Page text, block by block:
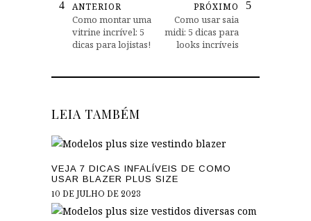
ANTERIOR
Como montar uma
vitrine incrível: 5
dicas para lojistas!
PRÓXIMO
Como usar saia
midi: 5 dicas para
looks incríveis
LEIA TAMBÉM
VEJA 7 DICAS INFALÍVEIS DE COMO
USAR BLAZER PLUS SIZE
10 DE JULHO DE 2023